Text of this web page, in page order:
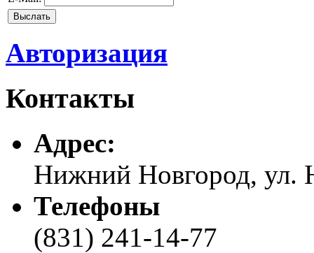
Авторизация
Контакты
Адреc:
Нижний Новгород, ул.
Телефоны
(831) 241-14-77